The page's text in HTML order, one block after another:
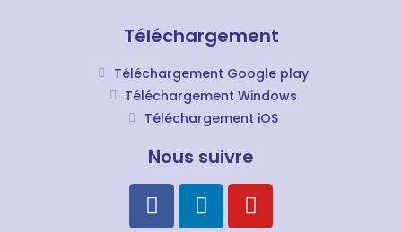
Téléchargement
Téléchargement Google play
Téléchargement Windows
Téléchargement iOS
Nous suivre